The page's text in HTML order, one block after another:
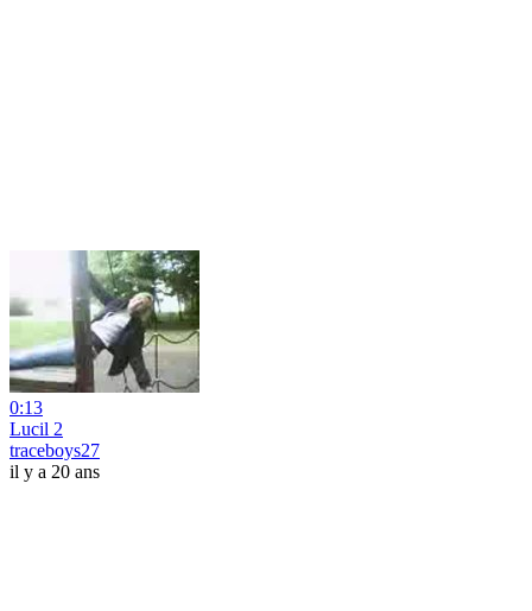
0:13
Lucil 2
traceboys27
il y a 20 ans